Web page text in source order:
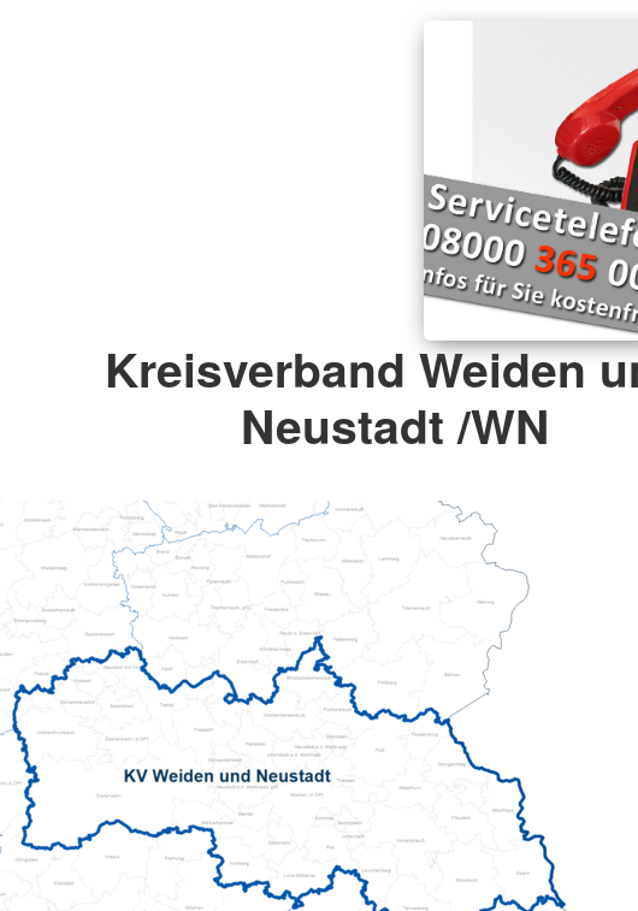
Kreisverband Weiden
Neustadt /WN